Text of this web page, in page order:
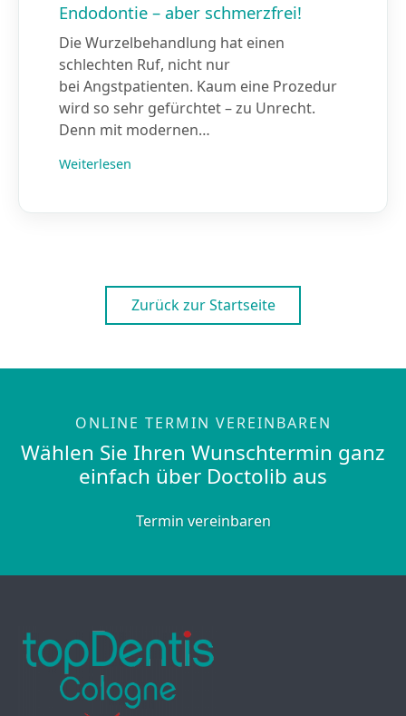
Endodontie – aber schmerzfrei!
Die Wurzelbehandlung hat einen
schlechten Ruf, nicht nur
bei Angstpatienten. Kaum eine Prozedur
wird so sehr gefürchtet – zu Unrecht.
Denn mit modernen…
Weiterlesen
Zurück zur Startseite
ONLINE TERMIN VEREINBAREN
Wählen Sie Ihren Wunschtermin ganz
einfach über Doctolib aus
Termin vereinbaren